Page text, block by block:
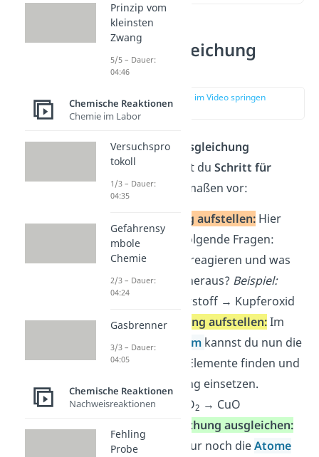
Reaktionsgleichung
aufstellen
zur Stelle im Video springen
(00:15)
Um eineReaktionsgleichung
aufzustellen, gehst duSchritt für
Schritt folgendermaßen vor:
Wortgleichung aufstellen: Hier
stellst du dir folgende Fragen:
Welche Stoffe reagieren und was
kommt dabei heraus? Beispiel:
Kupfer + Sauerstoff → Kupferoxid
Formelgleichung aufstellen:Im
Periodensystem kannst du nun die
Kürzel für die Elemente finden und
in der Gleichung einsetzen.
Beispiel: Cu + O2 → CuO
Reaktionsgleichung ausgleichen:
Nun müssen nur noch dieAtome
Prinzip vom
kleinsten
Zwang
5/5 – Dauer:
04:46
Chemische Reaktionen
Chemie im Labor
Versuchspro
tokoll
1/3 – Dauer:
04:35
Gefahrensy
mbole
Chemie
2/3 – Dauer:
04:24
Gasbrenner
3/3 – Dauer:
04:05
Chemische Reaktionen
Nachweisreaktionen
Fehling
Probe